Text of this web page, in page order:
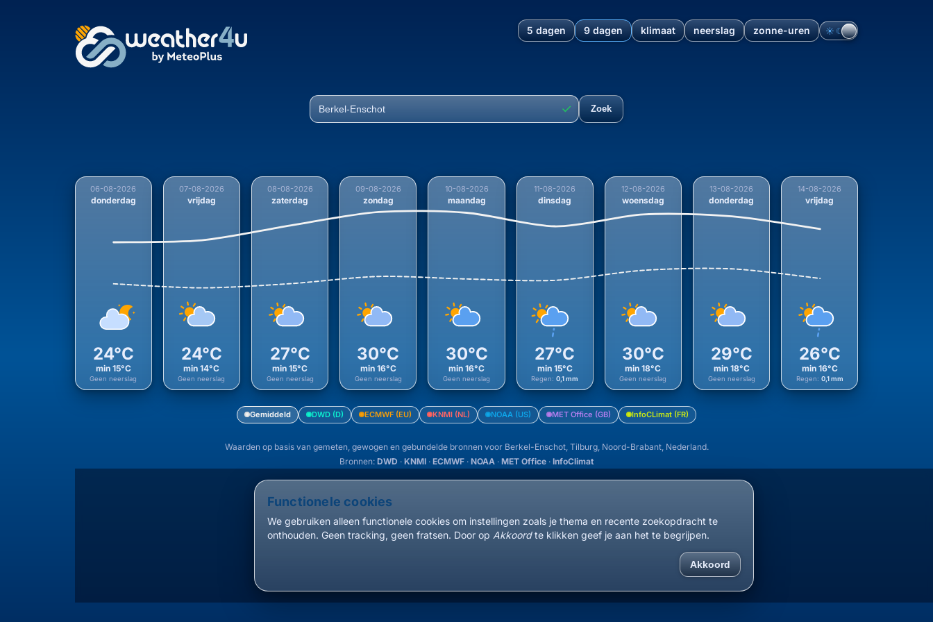
5 dagen 9 dagen klimaat neerslag zonne-uren ☀︎ ☾
Verwachte temperatuurontwikkeling en temperatuurtrend over 9 dagen
✓ Zoek
06-08-2026
donderdag
24°C
min 15°C
Geen neerslag
07-08-2026
vrijdag
24°C
min 14°C
Geen neerslag
08-08-2026
zaterdag
27°C
min 15°C
Geen neerslag
09-08-2026
zondag
30°C
min 16°C
Geen neerslag
10-08-2026
maandag
30°C
min 16°C
Geen neerslag
11-08-2026
dinsdag
27°C
min 15°C
Regen:0,1 mm
12-08-2026
woensdag
30°C
min 18°C
Geen neerslag
13-08-2026
donderdag
29°C
min 18°C
Geen neerslag
14-08-2026
vrijdag
26°C
min 16°C
Regen: 0,1 mm
Gemiddeld DWD (D) ECMWF (EU) KNMI (NL) NOAA (US) MET Office (GB) InfoCLimat (FR)
Waarden op basis van gemeten, gewogen en gebundelde bronnen voor Berkel-Enschot, Tilburg, Noord-Brabant, Nederland.
Bronnen: DWD · KNMI · ECMWF · NOAA · MET Office · InfoClimat
Functionele cookies
We gebruiken alleen functionele cookies om instellingen zoals je thema en recente zoekopdracht te
onthouden. Geen tracking, geen fratsen. Door op Akkoordte klikken geef je aan het te begrijpen.
Akkoord